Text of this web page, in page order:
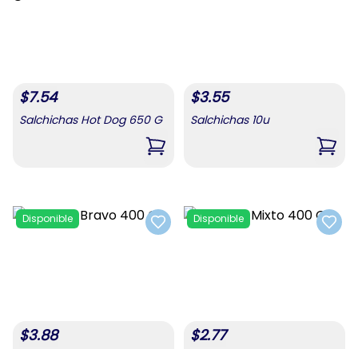
$7.54
Salchichas Hot Dog 650 G
,Salchichas Hot Dog 650 G
$3.55
Salchichas 10u
,
Add to favorites
Disponible
$3.88
Add
Disponible
$2.77